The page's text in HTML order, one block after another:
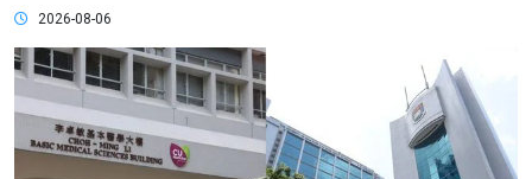
2026-08-06